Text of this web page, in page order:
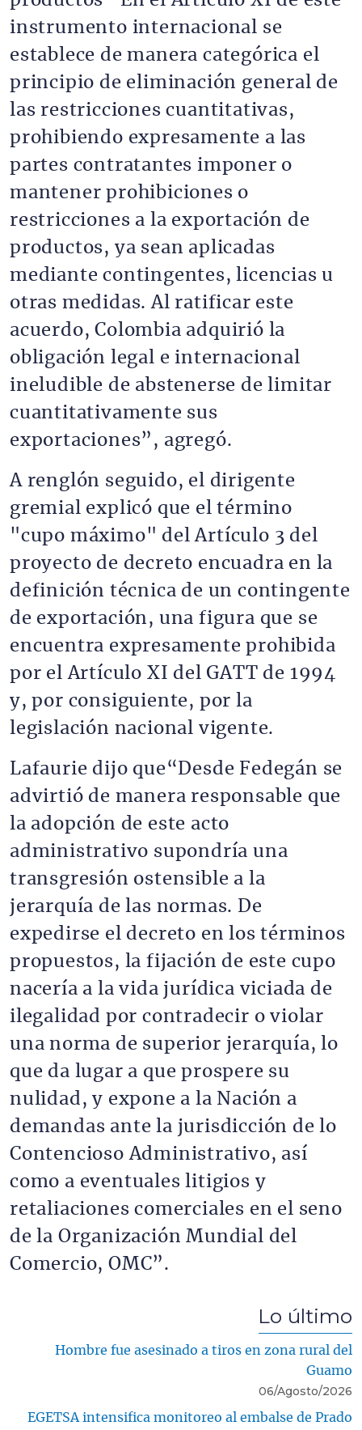
instrumento internacional se
establece de manera categórica el
principio de eliminación general de
las restricciones cuantitativas,
prohibiendo expresamente a las
partes contratantes imponer o
mantener prohibiciones o
restricciones a la exportación de
productos, ya sean aplicadas
mediante contingentes, licencias u
otras medidas. Al ratificar este
acuerdo, Colombia adquirió la
obligación legal e internacional
ineludible de abstenerse de limitar
cuantitativamente sus
exportaciones”, agregó.
A renglón seguido, el dirigente
gremial explicó que el término
"cupo máximo" del Artículo 3 del
proyecto de decreto encuadra en la
definición técnica de un contingente
de exportación, una figura que se
encuentra expresamente prohibida
por el Artículo XI del GATT de 1994
y, por consiguiente, por la
legislación nacional vigente.
Lafaurie dijo que“Desde Fedegán se
advirtió de manera responsable que
la adopción de este acto
administrativo supondría una
transgresión ostensible a la
jerarquía de las normas. De
expedirse el decreto en los términos
propuestos, la fijación de este cupo
nacería a la vida jurídica viciada de
ilegalidad por contradecir o violar
una norma de superior jerarquía, lo
que da lugar a que prospere su
nulidad, y expone a la Nación a
demandas ante la jurisdicción de lo
Contencioso Administrativo, así
como a eventuales litigios y
retaliaciones comerciales en el seno
de la Organización Mundial del
Comercio, OMC”.
Lo último
Hombre fue asesinado a tiros en zona rural del
Guamo
06/Agosto/2026
EGETSA intensifica monitoreo al embalse de Prado